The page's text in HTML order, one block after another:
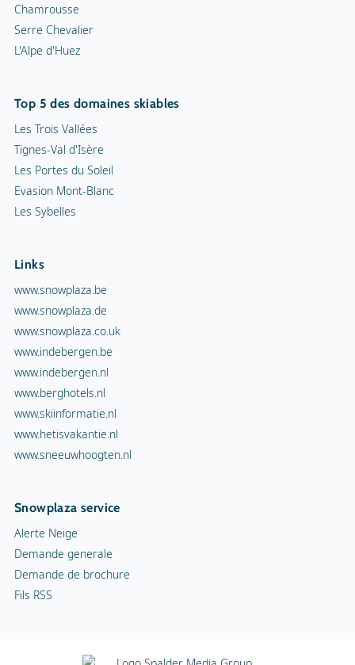
Chamrousse
Serre Chevalier
L'Alpe d'Huez
Top 5 des domaines skiables
Les Trois Vallées
Tignes-Val d'Isère
Les Portes du Soleil
Evasion Mont-Blanc
Les Sybelles
Links
www.snowplaza.be
www.snowplaza.de
www.snowplaza.co.uk
www.indebergen.be
www.indebergen.nl
www.berghotels.nl
www.skiinformatie.nl
www.hetisvakantie.nl
www.sneeuwhoogten.nl
Snowplaza service
Alerte Neige
Demande generale
Demande de brochure
Fils RSS